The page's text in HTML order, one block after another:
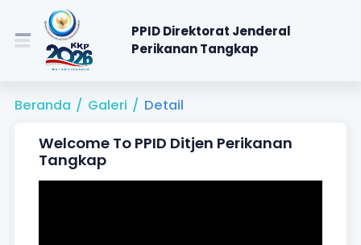
PPID Direktorat Jenderal
Perikanan Tangkap
Beranda / Galeri / Detail
Welcome To PPID Ditjen Perikanan
Tangkap